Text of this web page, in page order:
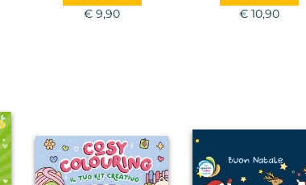
€ 9,90 € 10,90